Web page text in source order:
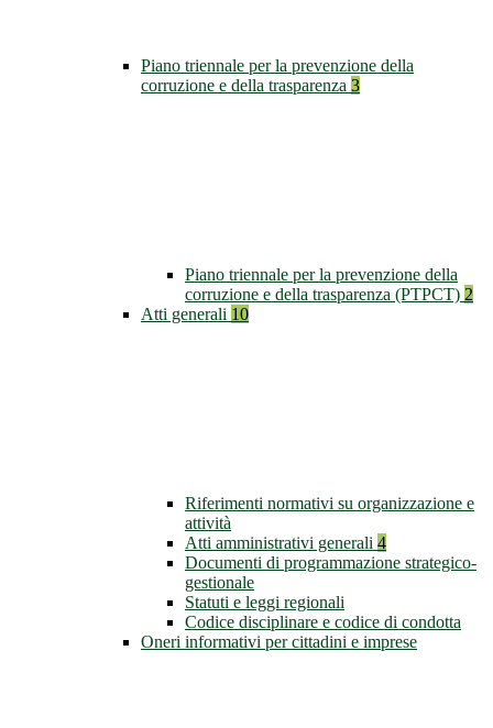
Piano triennale per la prevenzione della
corruzione e della trasparenza 3
Piano triennale per la prevenzione della
corruzione e della trasparenza (PTPCT) 2
Atti generali 10
Riferimenti normativi su organizzazione e
attività
Atti amministrativi generali 4
Documenti di programmazione strategico-
gestionale
Statuti e leggi regionali
Codice disciplinare e codice di condotta
Oneri informativi per cittadini e imprese